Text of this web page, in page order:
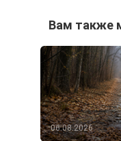
Вам также
06.08.2026